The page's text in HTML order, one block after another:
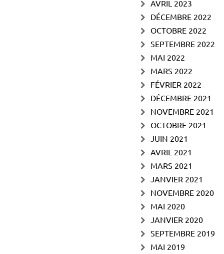
AVRIL 2023
DÉCEMBRE 2022
OCTOBRE 2022
SEPTEMBRE 2022
MAI 2022
MARS 2022
FÉVRIER 2022
DÉCEMBRE 2021
NOVEMBRE 2021
OCTOBRE 2021
JUIN 2021
AVRIL 2021
MARS 2021
JANVIER 2021
NOVEMBRE 2020
MAI 2020
JANVIER 2020
SEPTEMBRE 2019
MAI 2019